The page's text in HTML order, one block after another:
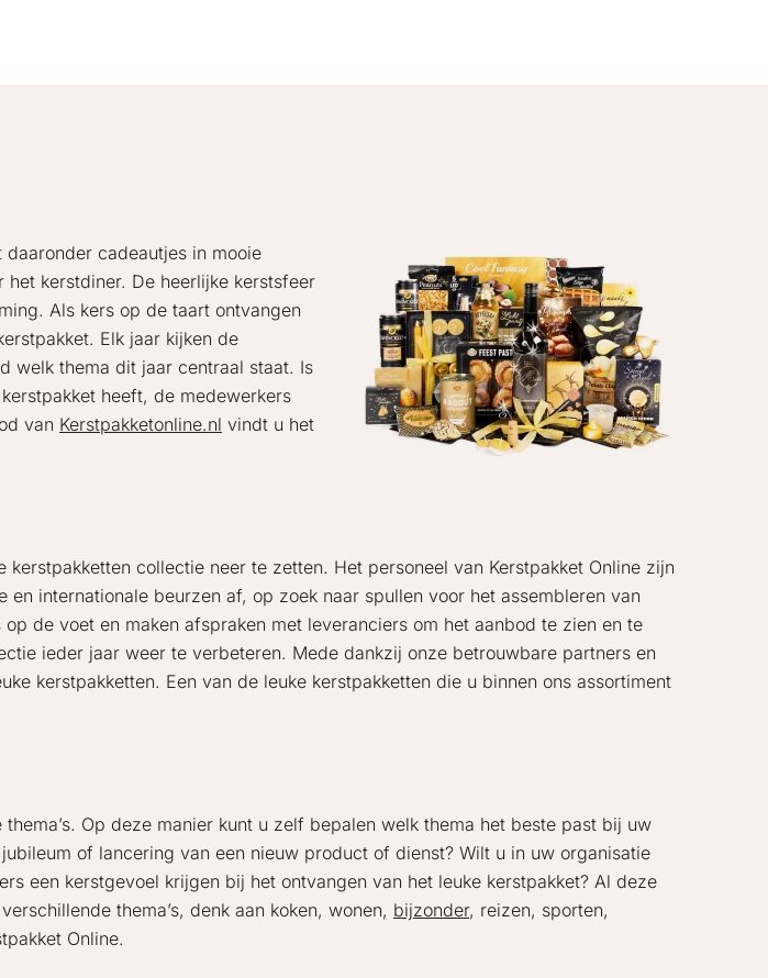
cadeautjes in mooie
kerstdiner. De heerlijke kerstsfeer
Als kers op de taart ontvangen
Elk jaar kijken de
welk thema dit jaar centraal staat. Is
heeft, de medewerkers
van Kerstpakketonline.nl vindt u het
collectie neer te zetten. Het personeel van Kerstpakket Online zijn
internationale beurzen af, op zoek naar spullen voor het assembleren van
de voet en maken afspraken met leveranciers om het aanbod te zien en te
ieder jaar weer te verbeteren. Mede dankzij onze betrouwbare partners en
kerstpakketten. Een van de leuke kerstpakketten die u binnen ons assortiment
Op deze manier kunt u zelf bepalen welk thema het beste past bij uw
of lancering van een nieuw product of dienst? Wilt u in uw organisatie
een kerstgevoel krijgen bij het ontvangen van het leuke kerstpakket? Al deze
thema’s, denk aan koken, wonen, bijzonder, reizen, sporten,
Online.